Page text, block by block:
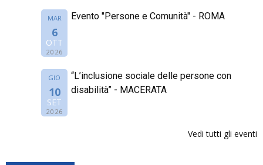
MAR
6
OTT
2026
Evento "Persone e Comunità" - ROMA
GIO
10
SET
2026
“L’inclusione sociale delle persone con
disabilità” - MACERATA
Vedi tutti gli eventi